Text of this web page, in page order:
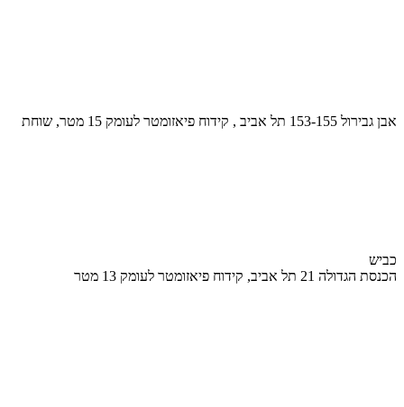
אבן גבירול 153-155 תל אביב , קידוח פיאזומטר לעומק 15 מטר, שוחת
כביש
הכנסת הגדולה 21 תל אביב, קידוח פיאזומטר לעומק 13 מטר